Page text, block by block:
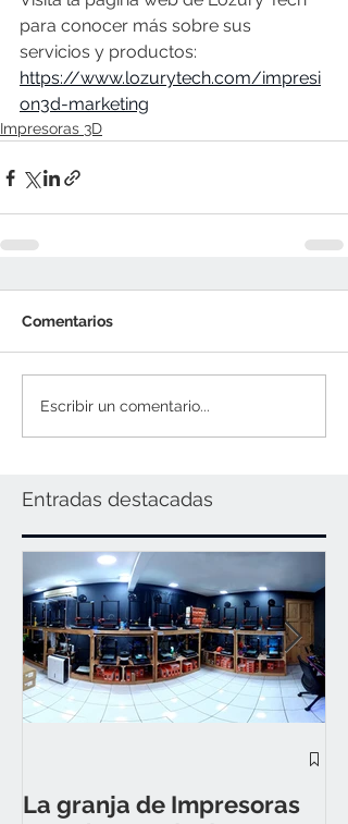
para conocer más sobre sus
servicios y productos:
https://www.lozurytech.com/impresi
on3d-marketing
Impresoras 3D
Comentarios
Escribir un comentario...
Entradas destacadas
La granja de Impresoras